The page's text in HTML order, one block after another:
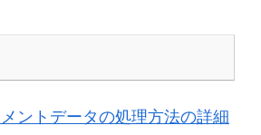
ントデータの処理方法の詳細